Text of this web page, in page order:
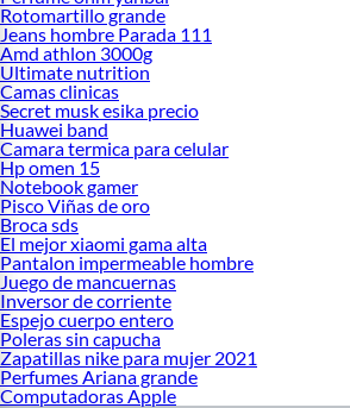
Rotomartillo grande
Jeans hombre Parada 111
Amd athlon 3000g
Ultimate nutrition
Camas clinicas
Secret musk esika precio
Huawei band
Camara termica para celular
Hp omen 15
Notebook gamer
Pisco Viñas de oro
Broca sds
El mejor xiaomi gama alta
Pantalon impermeable hombre
Juego de mancuernas
Inversor de corriente
Espejo cuerpo entero
Poleras sin capucha
Zapatillas nike para mujer 2021
Perfumes Ariana grande
Computadoras Apple